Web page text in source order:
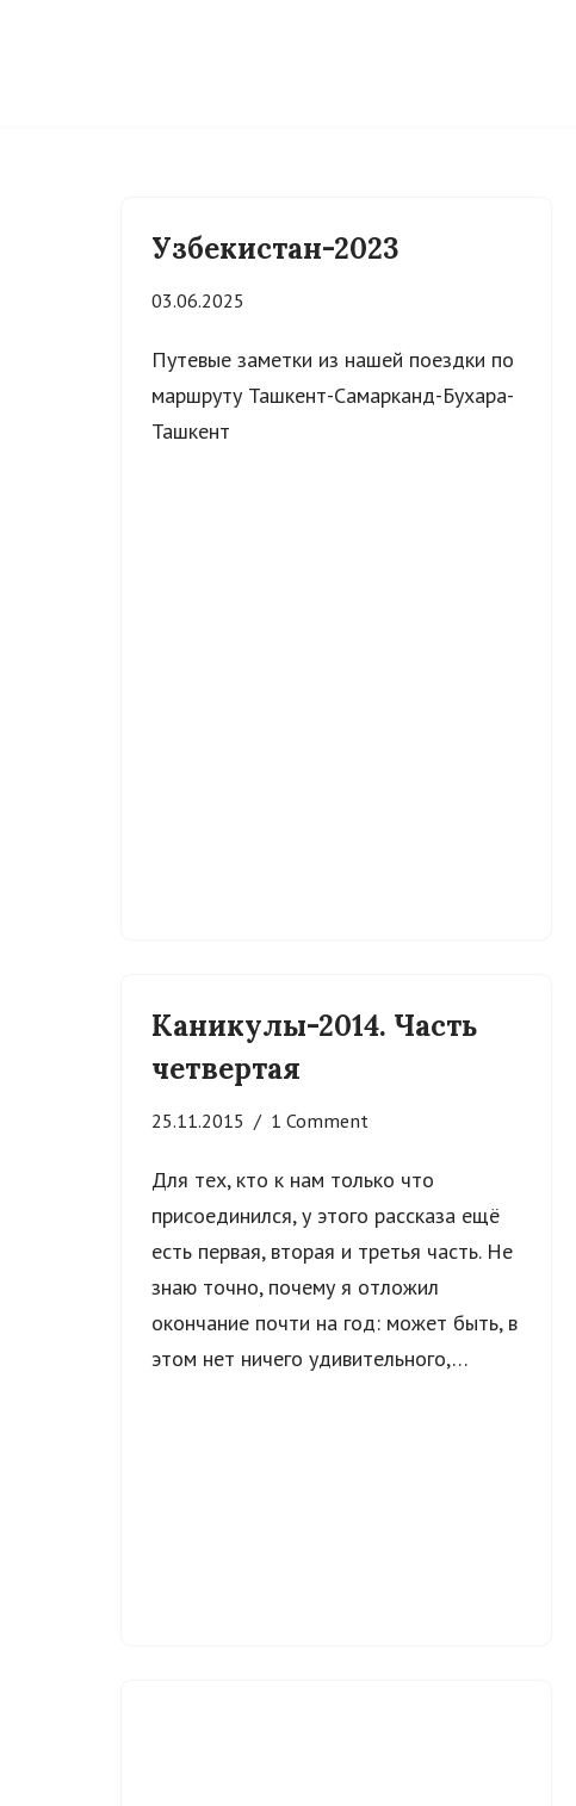
Узбекистан-2023
03.06.2025
Путевые заметки из нашей поездки по
маршруту Ташкент-Самарканд-Бухара-
Ташкент
Каникулы-2014. Часть
четвертая
25.11.2015 1 Comment
Для тех, кто к нам только что
присоединился, у этого рассказа ещё
есть первая, вторая и третья часть. Не
знаю точно, почему я отложил
окончание почти на год: может быть, в
этом нет ничего удивительного,…